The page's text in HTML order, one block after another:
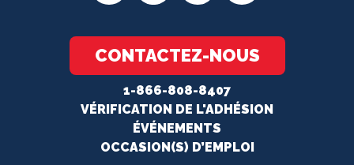
CONTACTEZ-NOUS
1-866-808-8407
VÉRIFICATION DE L'ADHÉSION
ÉVÉNEMENTS
OCCASION(S) D’EMPLOI